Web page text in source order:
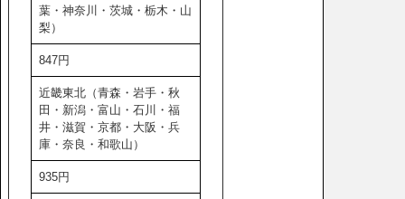
葉・神奈川・茨城・栃木・山
梨）
847円
近畿東北（青森・岩手・秋
田・新潟・富山・石川・福
井・滋賀・京都・大阪・兵
庫・奈良・和歌山）
935円